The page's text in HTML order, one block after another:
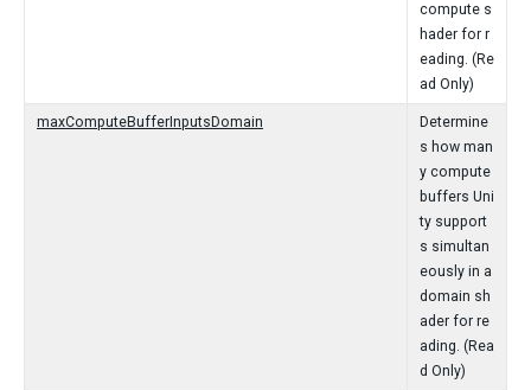
compute s
hader for r
eading. (Re
ad Only)
maxComputeBufferInputsDomain
Determine
s how man
y compute
buffers Uni
ty support
s simultan
eously in a
domain sh
ader for re
ading. (Rea
d Only)